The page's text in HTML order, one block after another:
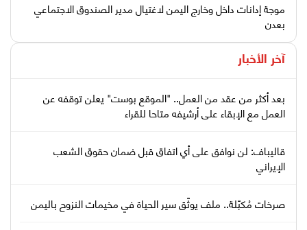
موجة إدانات داخل وخارج اليمن لاغتيال مدير الصندوق الاجتماعي
بعدن
آخر الأخبار
بعد أكثر من عقد من العمل.. "الموقع بوست" يعلن توقفه عن
العمل مع الإبقاء على أرشيفه متاحا للقراء
قاليباف: لن نوافق على أي اتفاق قبل ضمان حقوق الشعب
الإيراني
صرخات مُكبّلة.. ملف يوثّق سير الحياة في مخيمات النزوح باليمن